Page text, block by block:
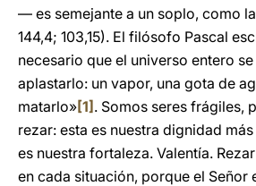
— es semejante a un soplo, como
144,4; 103,15). El filósofo Pascal
necesario que el universo entero
aplastarlo: un vapor, una gota de
matarlo»[1] . Somos seres frágiles,
rezar: esta es nuestra dignidad
es nuestra fortaleza. Valentía.
en cada situación, porque el Señor